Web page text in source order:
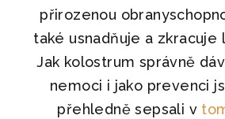
přirozenou
také usnadňuje a zkracuje
Jak kolostrum správně
nemoci i jako prevenci
přehledně sepsali v